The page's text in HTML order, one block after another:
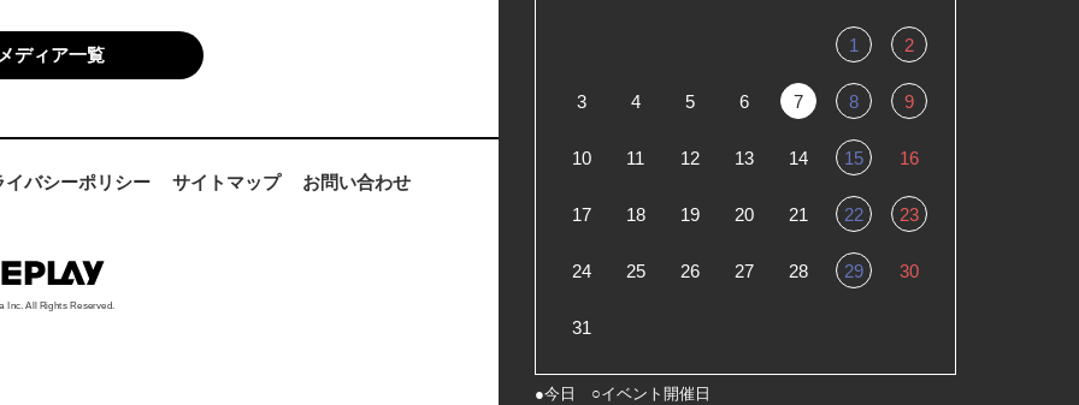
ディア一覧
イバシーポリシー サイトマップ お問い合わせ
Inc. All Rights Reserved.
1 2
3 4 5 6 7 8 9
10 11 12 13 14 15 16
17 18 19 20 21 22 23
24 25 26 27 28 29 30
31
●今日 ○イベント開催日